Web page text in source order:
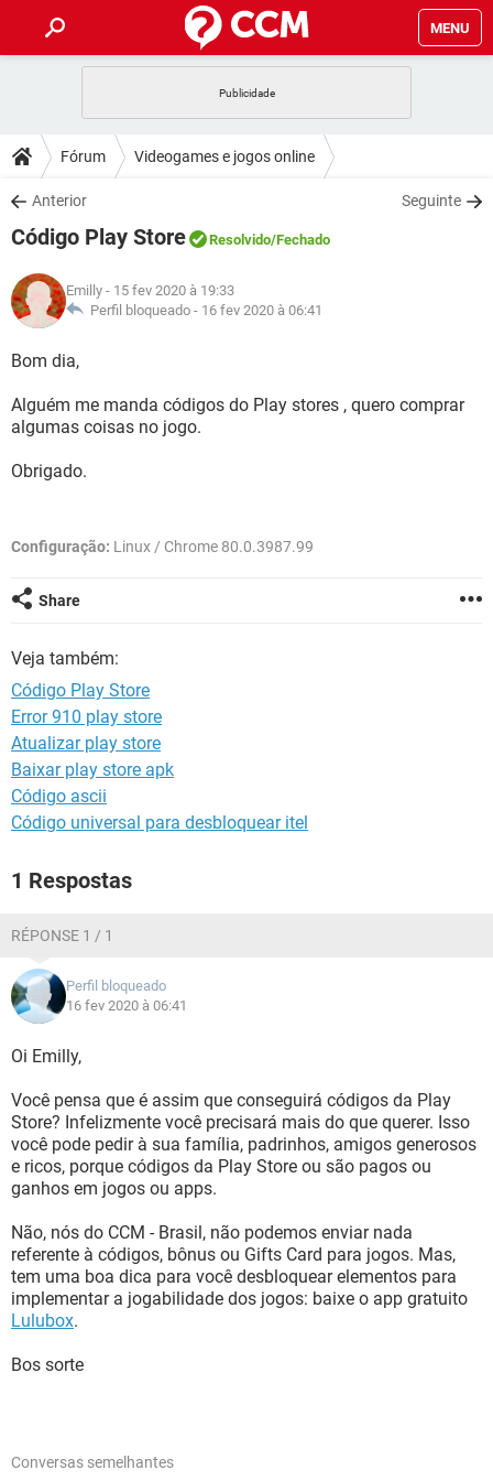
MENU
CELULAR FACEBOOK
OUTLOOK
INSTAGRAM GMAIL
GUIA DE COMPRAS
DICAS
JOGOS WHATSAPP
INSTAGRAM
GUIA DE COMPRAS
DOWNLOADS
JOGOS WHATSAPP
CELULAR
OUTLOOK EXCEL
INSTAGRAM
FÓRUM
JOGOS
CELULAR
OUTLOOK
INSTAGRAM GMAIL
GLOSSÁRIO
JOGOS
OUTLOOK
INSTAGRAM
Fórum Videogames e jogos online
Anterior Seguinte
Código Play Store Resolvido/Fechado
Emilly - 15 fev 2020 à 19:33
Perfil bloqueado - 16 fev 2020 à 06:41
Bom dia,
Alguém me manda códigos do Play stores , quero comprar
algumas coisas no jogo.
Obrigado.
Configuração: Linux / Chrome 80.0.3987.99
Share
Veja também:
Código Play Store
Error 910 play store
Atualizar play store
Baixar play store apk
Código ascii
Código universal para desbloquear itel
1 Respostas
RÉPONSE 1 / 1
Perfil bloqueado
16 fev 2020 à 06:41
Oi Emilly,
Você pensa que é assim que conseguirá códigos da Play
Store? Infelizmente você precisará mais do que querer. Isso
você pode pedir à sua família, padrinhos, amigos generosos
e ricos, porque códigos da Play Store ou são pagos ou
ganhos em jogos ou apps.
Não, nós do CCM - Brasil, não podemos enviar nada
referente à códigos, bônus ou Gifts Card para jogos. Mas,
tem uma boa dica para você desbloquear elementos para
implementar a jogabilidade dos jogos: baixe o app gratuito
Lulubox.
Bos sorte
Conversas semelhantes